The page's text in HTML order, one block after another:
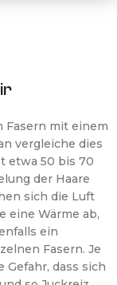
Fasern mit einem
vergleiche dies
etwa 50 bis 70
der Haare
sich die Luft
eine Wärme ab,
ein
Fasern. Je
dass sich